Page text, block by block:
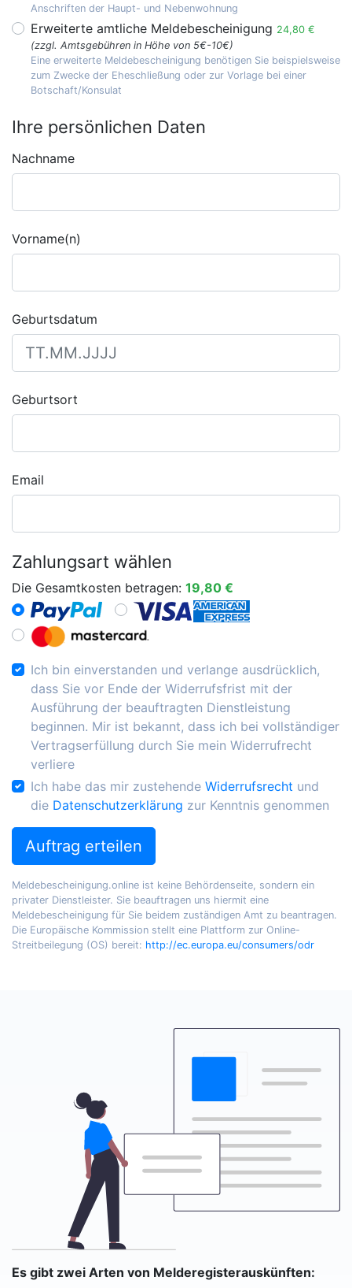
Anschriften der Haupt- und Nebenwohnung
Erweiterte amtliche Meldebescheinigung 24,80 €
(zzgl. Amtsgebühren in Höhe von 5€-10€)
Eine erweiterte Meldebescheinigung benötigen Sie beispielsweise
zum Zwecke der Eheschließung oder zur Vorlage bei einer
Botschaft/Konsulat
Ihre persönlichen Daten
Nachname
Vorname(n)
Geburtsdatum
Geburtsort
Email
Zahlungsart wählen
Die Gesamtkosten betragen: 19,80 €
Ich bin einverstanden und verlange ausdrücklich,
dass Sie vor Ende der Widerrufsfrist mit der
Ausführung der beauftragten Dienstleistung
beginnen. Mir ist bekannt, dass ich bei vollständiger
Vertragserfüllung durch Sie mein Widerrufrecht
verliere
Ich habe das mir zustehende Widerrufsrecht und
die Datenschutzerklärung zur Kenntnis genommen
Auftrag erteilen
Meldebescheinigung.online ist keine Behördenseite, sondern ein
privater Dienstleister. Sie beauftragen uns hiermit eine
Meldebescheinigung für Sie beidem zuständigen Amt zu beantragen.
Die Europäische Kommission stellt eine Plattform zur Online-
Streitbeilegung (OS) bereit: http://ec.europa.eu/consumers/odr
Es gibt zwei Arten von Melderegisterauskünften: